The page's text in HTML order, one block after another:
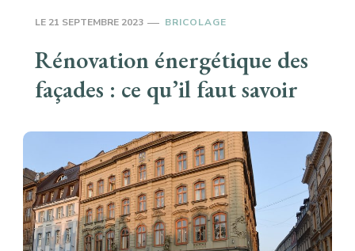
LE 21 SEPTEMBRE 2023 BRICOLAGE
Rénovation énergétique des
façades : ce qu’il faut savoir